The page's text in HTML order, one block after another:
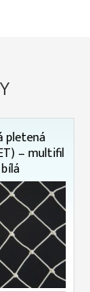
pletená
– multifil